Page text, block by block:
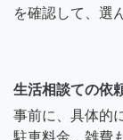
を確認して、選
生活相談ての依
事前に、具体的
駐車料金、雑費